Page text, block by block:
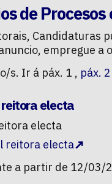
de
, Candidaturas
empregue a
s. Ir á páx. 1 , páx. 2
electa
electa
reitora electa
a partir de 12/03/